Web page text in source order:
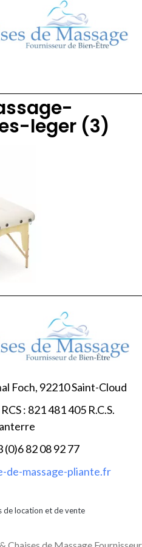
leger (3)
Foch, 92210 Saint-Cloud
: 821 481 405 R.C.S.
(0)6 82 08 92 77
de-massage-pliante.fr
de location et de vente